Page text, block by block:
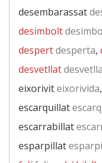
desembarassat
desimbolt
despertdesperta,
desvetllat
eixoriviteixorivida
escarquillat
escarrabillat
esparpillat